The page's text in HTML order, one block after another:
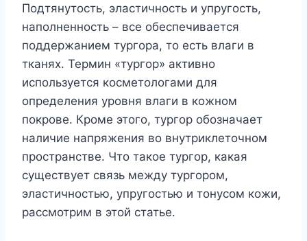
Подтянутость, эластичность и упругость,
наполненность ­– все обеспечивается
поддержанием тургора, то есть влаги в
тканях. Термин «тургор» активно
используется косметологами для
определения уровня влаги в кожном
покрове. Кроме этого, тургор обозначает
наличие напряжения во внутриклеточном
пространстве. Что такое тургор, какая
существует связь между тургором,
эластичностью, упругостью и тонусом кожи,
рассмотрим в этой статье.